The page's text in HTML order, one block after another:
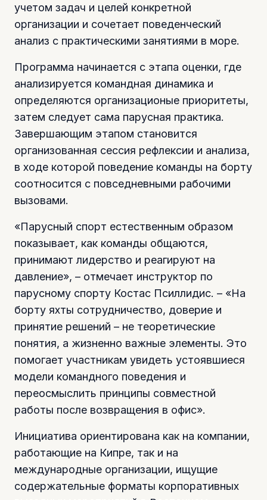
учетом задач и целей конкретной
организации и сочетает поведенческий
анализ с практическими занятиями в море.
Программа начинается с этапа оценки, где
анализируется командная динамика и
определяются организационые приоритеты,
затем следует сама парусная практика.
Завершающим этапом становится
организованная сессия рефлексии и анализа,
в ходе которой поведение команды на борту
соотносится с повседневными рабочими
вызовами.
«Парусный спорт естественным образом
показывает, как команды общаются,
принимают лидерство и реагируют на
давление», – отмечает инструктор по
парусному спорту Костас Псиллидис. – «На
борту яхты сотрудничество, доверие и
принятие решений – не теоретические
понятия, а жизненно важные элементы. Это
помогает участникам увидеть устоявшиеся
модели командного поведения и
переосмыслить принципы совместной
работы после возвращения в офис».
Инициатива ориентирована как на компании,
работающие на Кипре, так и на
международные организации, ищущие
содержательные форматы корпоративных